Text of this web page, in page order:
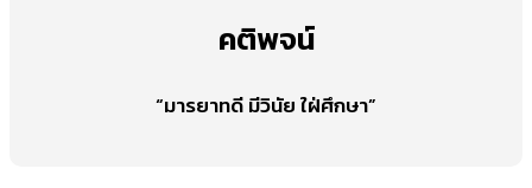
คติพจน์
“มารยาทดี มีวินัย ใฝ่ศึกษา”